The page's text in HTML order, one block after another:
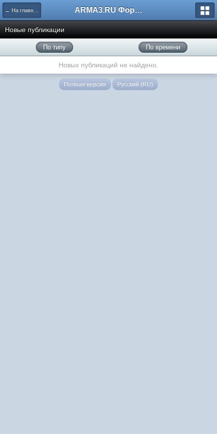
← На главную ARMA3.RU Форум
Новые публикации
По типу По времени
Новых публикаций не найдено.
Полная версия Русский (RU)